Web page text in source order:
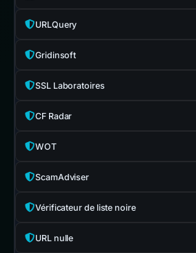
URLQuery
Gridinsoft
SSL Laboratoires
CF Radar
WOT
ScamAdviser
Vérificateur de liste noire
URL nulle